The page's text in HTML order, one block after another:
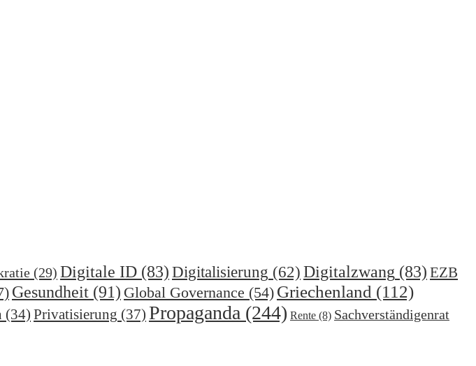
(29) Digitale ID (83) Digitalisierung (62) Digitalzwang (83) EZB
Gesundheit (91) Global Governance (54) Griechenland (112)
(34) Privatisierung (37) Propaganda (244) Rente (8) Sachverständigenrat